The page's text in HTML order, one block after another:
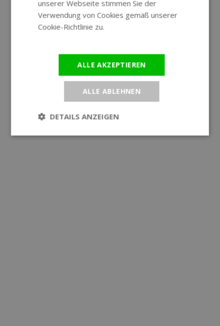
unserer Webseite stimmen Sie der
Verwendung von Cookies gemäß unserer
Cookie-Richtlinie zu.
ALLE AKZEPTIEREN
ALLE ABLEHNEN
DETAILS ANZEIGEN